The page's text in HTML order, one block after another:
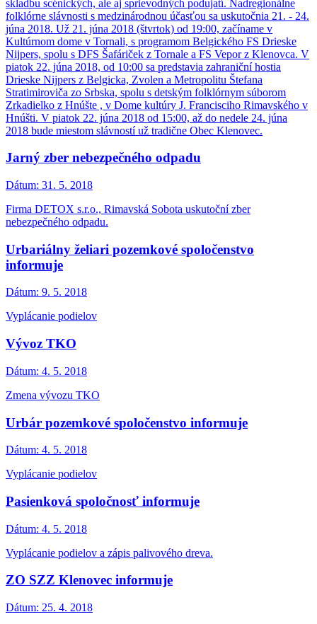
skladbu scénických, ale aj sprievodných podujatí. Nadregionálne
folklórne slávnosti s medzinárodnou účasťou sa uskutočnia 21. - 24.
júna 2018. Už 21. júna 2018 (štvrtok) od 19:00, začíname v
Kultúrnom dome v Tornali, s programom Belgického FS Drieske
Nijpers, spolu s DFS Šafáriček z Tornale a FS Vepor z Klenovca. V
piatok 22. júna 2018, od 10:00 sa predstavia zahraniční hostia
Drieske Nijpers z Belgicka, Zvolen a Metropolitu Štefana
Stratimiroviča zo Srbska, spolu s detským folklórnym súborom
Zrkadielko z Hnúšte , v Dome kultúry J. Francisciho Rimavského v
Hnúšti. V piatok 22. júna 2018 od 15:00, až do nedele 24. júna
2018 bude miestom slávností už tradične Obec Klenovec.
Jarný zber nebezpečného odpadu
Dátum: 31. 5. 2018
Firma DETOX s.r.o., Rimavská Sobota uskutoční zber
nebezpečného odpadu.
Urbariálny želiari pozemkové spoločenstvo
informuje
Dátum: 9. 5. 2018
Vyplácanie podielov
Vývoz TKO
Dátum: 4. 5. 2018
Zmena vývozu TKO
Urbár pozemkové spoločenstvo informuje
Dátum: 4. 5. 2018
Vyplácanie podielov
Pasienková spoločnosť informuje
Dátum: 4. 5. 2018
Vyplácanie podielov a zápis palivového dreva.
ZO SZZ Klenovec informuje
Dátum: 25. 4. 2018